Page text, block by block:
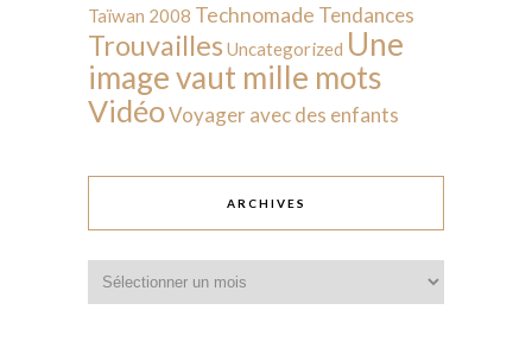
Taïwan 2008 Technomade Tendances
Trouvailles Uncategorized Une
image vaut mille mots
VidéoVoyager avec des enfants
ARCHIVES